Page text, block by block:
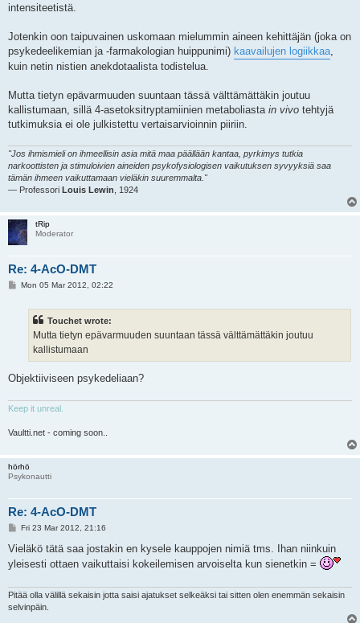
intensiteetistä.
Jotenkin oon taipuvainen uskomaan mielummin aineen kehittäjän (joka on
psykedeelikemian ja -farmakologian huippunimi) kaavailujen logiikkaa
kuin netin nistien anekdotaalista todistelua.
Mutta tietyn epävarmuuden suuntaan tässä välttämättäkin joutuu
kallistumaan, sillä 4-asetoksitryptamiinien metaboliasta in vivo tehtyjä
tutkimuksia ei ole julkistettu vertaisarvioinnin piiriin.
"Jos ihmismieli on ihmeellisin asia mitä maa päällään kantaa, pyrkimys tutkia
narkoottisten ja stimuloivien aineiden psykofysiologisen vaikutuksen syvyyksiä saa
tämän ihmeen vaikuttamaan vieläkin suuremmalta."
— Professori Louis Lewin , 1924
tRip
Moderator
Re: 4-AcO-DMT
PMon 05 Mar 2012, 02:22
Touchet wrote:
Mutta tietyn epävarmuuden suuntaan tässä välttämättäkin joutuu
kallistumaan
Objektiiviseen psykedeliaan?
Keep it unreal.
Vaultti.net - coming soon..
hörhö
Psykonautti
Re: 4-AcO-DMT
P
s
Fri 23 Mar 2012, 21:16
Vieläkö tätä saa jostakin en kysele kauppojen nimiä tms. Ihan niinkuin
yleisesti ottaen vaikuttaisi kokeilemisen arvoiselta kun sienetkin =
Pitää olla välillä sekaisin jotta saisi ajatukset selkeäksi tai sitten olen enemmän sekaisin
selvinpäin.